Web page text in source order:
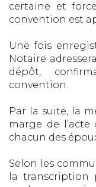
certaine et
convention est
Une fois
Notaire
dépôt,
convention.
Par la suite, la
marge de
chacun des
Selon les
la transcription